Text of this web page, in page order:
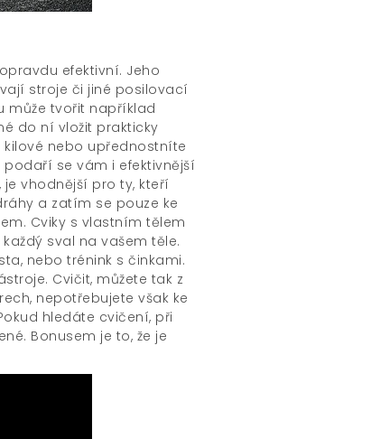
efektivní. Jeho
stroje či jiné posilovací
může tvořit například
do ní vložit prakticky
kilové nebo upřednostníte
podaří se vám i efektivnější
vhodnější pro ty, kteří
a zatím se pouze ke
Cviky s vlastním tělem
sval na vašem těle.
nebo trénink s činkami.
Cvičit, můžete tak z
nepotřebujete však ke
hledáte cvičení, při
Bonusem je to, že je